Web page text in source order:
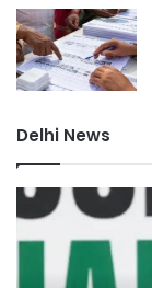
Delhi News
सौरभ
दास
के